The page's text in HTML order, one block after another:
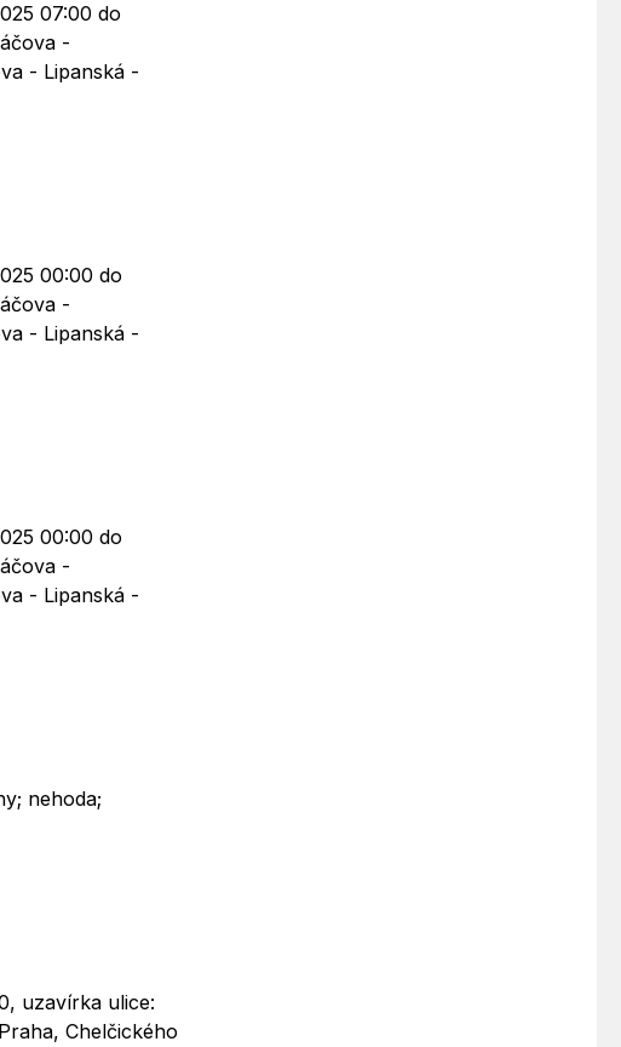
07:00 do
-
- Lipanská -
00:00 do
-
- Lipanská -
00:00 do
-
- Lipanská -
nehoda;
uzavírka ulice:
Chelčického